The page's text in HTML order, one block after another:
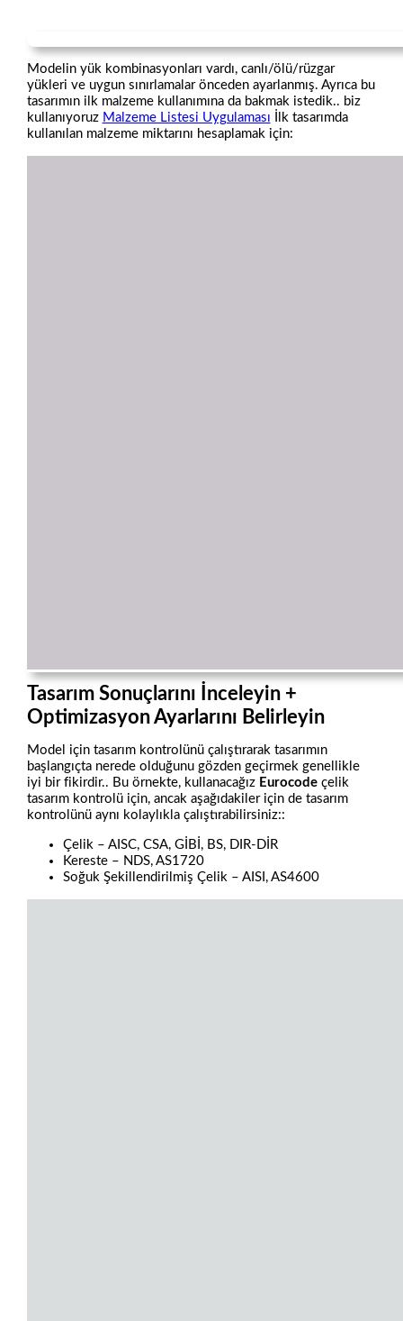
Modelin yük kombinasyonları vardı, canlı/ölü/rüzgar
yükleri ve uygun sınırlamalar önceden ayarlanmış. Ayrıca bu
tasarımın ilk malzeme kullanımına da bakmak istedik.. biz
kullanıyoruz Malzeme Listesi Uygulaması İlk tasarımda
kullanılan malzeme miktarını hesaplamak için:
Tasarım Sonuçlarını İnceleyin +
Optimizasyon Ayarlarını Belirleyin
Model için tasarım kontrolünü çalıştırarak tasarımın
başlangıçta nerede olduğunu gözden geçirmek genellikle
iyi bir fikirdir.. Bu örnekte, kullanacağız Eurocode çelik
tasarım kontrolü için, ancak aşağıdakiler için de tasarım
kontrolünü aynı kolaylıkla çalıştırabilirsiniz::
Çelik – AISC, CSA, GİBİ, BS, DIR-DİR
Kereste – NDS, AS1720
Soğuk Şekillendirilmiş Çelik – AISI, AS4600